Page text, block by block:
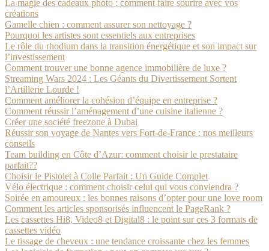
La magie des cadeaux photo : comment faire sourire avec vos
créations
Gamelle chien : comment assurer son nettoyage ?
Pourquoi les artistes sont essentiels aux entreprises
Le rôle du rhodium dans la transition énergétique et son impact sur
l’investissement
Comment trouver une bonne agence immobilière de luxe ?
Streaming Wars 2024 : Les Géants du Divertissement Sortent
l’Artillerie Lourde !
Comment améliorer la cohésion d’équipe en entreprise ?
Comment réussir l’aménagement d’une cuisine italienne ?
Créer une société freezone à Dubai
Réussir son voyage de Nantes vers Fort-de-France : nos meilleurs
conseils
Team building en Côte d’Azur: comment choisir le prestataire
parfait??
Choisir le Pistolet à Colle Parfait : Un Guide Complet
Vélo électrique : comment choisir celui qui vous conviendra ?
Soirée en amoureux : les bonnes raisons d’opter pour une love room
Comment les articles sponsorisés influencent le PageRank ?
Les cassettes Hi8, Video8 et Digital8 : le point sur ces 3 formats de
cassettes vidéo
Le tissage de cheveux : une tendance croissante chez les femmes